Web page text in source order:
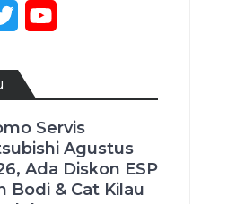
Twitter
Servis
Agustus
Ada Diskon ESP
Bodi & Cat Kilau